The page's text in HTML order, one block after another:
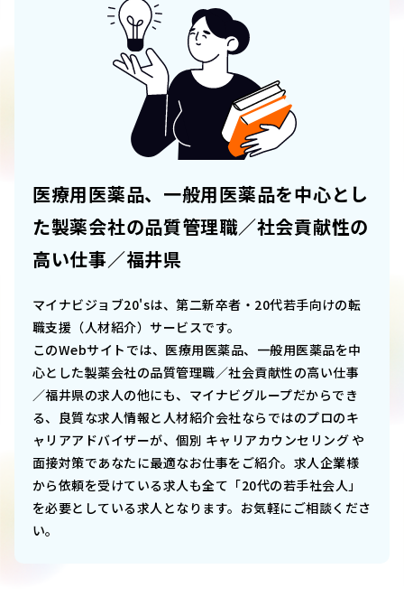
医療用医薬品、一般用医薬品を中心とし
た製薬会社の品質管理職／社会貢献性の
高い仕事／福井県
マイナビジョブ20'sは、第二新卒者・20代若手向けの転
職支援（人材紹介）サービスです。
このWebサイトでは、 医療用医薬品、一般用医薬品を中
心とした製薬会社の品質管理職／社会貢献性の高い仕事
／福井県の求人の他にも、マイナビグループだからでき
る、良質な求人情報と人材紹介会社ならではのプロのキ
ャリアアドバイザーが、個別 キャリアカウンセリング や
面接対策であなたに最適なお仕事をご紹介。求人企業様
から依頼を受けている求人も全て「20代の若手社会人」
を必要としている求人となります。お気軽にご相談くださ
い。